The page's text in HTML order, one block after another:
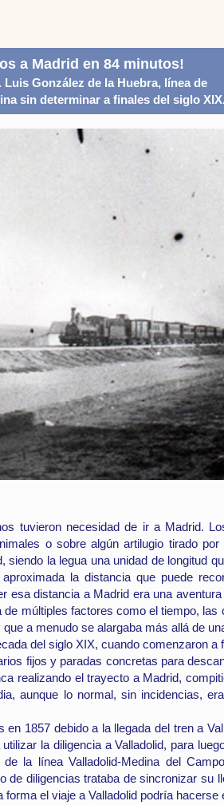
a Madrid en 84 minutos!
Luis González de la Huebra, línea de
sin determinar a finales del siglo XIX.
tuvieron necesidad de ir a Madrid.
o sobre algún artilugio tirado
la legua una unidad de longitud
la distancia que puede
esa distancia a Madrid era una
múltiples factores como el tiempo,
a menudo se alargaba más allá de
del siglo XIX, cuando comenzaron a
fijos y paradas concretas para
realizando el trayecto a Madrid,
aunque lo normal, sin incidencias,
1857 debido a la llegada del tren a
la diligencia a Valladolid, para
la línea Valladolid-Medina del
de diligencias trataba de sincronizar su
el viaje a Valladolid podría